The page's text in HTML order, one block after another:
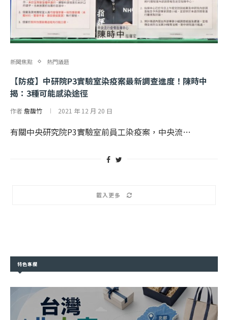
新聞焦點 熱門議題
【防疫】中研院P3實驗室染疫案最新調查進度！陳時中
揭：3種可能感染途徑
作者詹馥竹 2021 年 12 月 20 日
有關中央研究院P3實驗室前員工染疫案，中央流…
載入更多
特色專欄